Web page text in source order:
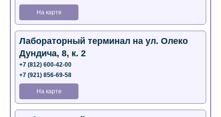
На карте
Лабораторный терминал на ул. Олеко
Дундича, 8, к. 2
+7 (812) 600-42-00
+7 (921) 856-69-58
На карте